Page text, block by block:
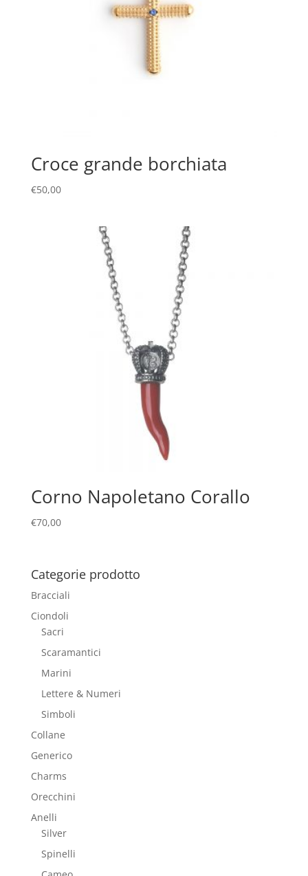
Croce grande borchiata
€50,00
Corno Napoletano Corallo
€70,00
Categorie prodotto
Bracciali
Ciondoli
Sacri
Scaramantici
Marini
Lettere & Numeri
Simboli
Collane
Generico
Charms
Orecchini
Anelli
Silver
Spinelli